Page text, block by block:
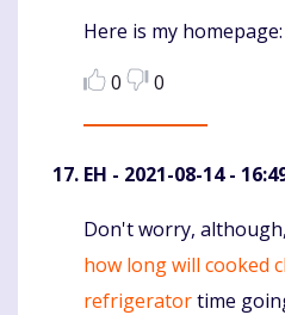
Here is my homepage:
0
0
EH - 2021-08-14 -
Komentaras
Don't worry,
how long will cooked
refrigeratortime